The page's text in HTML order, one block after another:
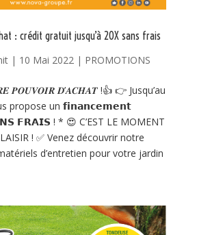
: crédit gratuit jusqu’à 20X sans frais
| 10 Mai 2022| PROMOTIONS
𝑷𝑶𝑼𝑽𝑶𝑰𝑹 𝑫’𝑨𝑪𝑯𝑨𝑻 !👍 👉 Jusqu’au
propose un 𝗳𝗶𝗻𝗮𝗻𝗰𝗲𝗺𝗲𝗻𝘁
𝗙𝗥𝗔𝗜𝗦 ! * 😍 C’EST LE MOMENT
! ✅ Venez découvrir notre
d’entretien pour votre jardin